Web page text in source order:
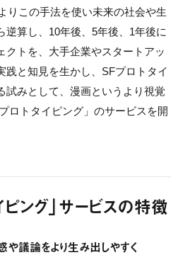
りこの手法を使い未来の社会や生
逆算し、10年後、5年後、1年後に
クトを、大手企業やスタートアッ
践と知見を生かし、SFプロトタイ
試みとして、漫画というより視覚
ロトタイピング」のサービスを開
ング」サービスの特徴
議論をより生み出しやすく